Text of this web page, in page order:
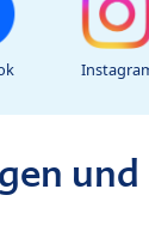
und